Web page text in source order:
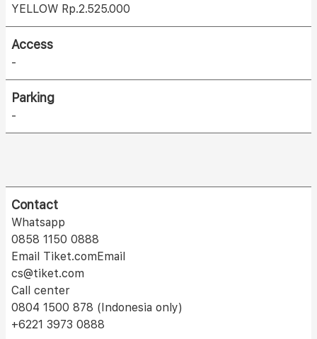
YELLOW Rp.2.525.000
Access
-
Parking
-
Contact
Whatsapp
0858 1150 0888
Email Tiket.comEmail
cs@tiket.com
Call center
0804 1500 878 (Indonesia only)
+6221 3973 0888